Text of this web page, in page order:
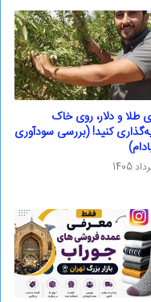
طلا و دلار، روی خاک
کنید! (بررسی سودآوری